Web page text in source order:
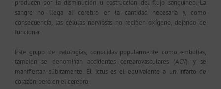
producen por la disminución u obstrucción del flujo sanguíneo. La
sangre no llega al cerebro en la cantidad necesaria y, como
consecuencia, las células nerviosas no reciben oxígeno, dejando de
funcionar.
Este grupo de patologías, conocidas popularmente como embolias,
también se denominan accidentes cerebrovasculares (ACV) y se
manifiestan súbitamente. El ictus es el equivalente a un infarto de
corazón, pero en el cerebro.